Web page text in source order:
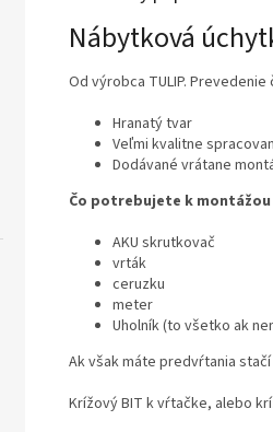
Nábytková
Od výrobca TULIP.
Hranatý tvar
Veľmi kvalitne
Dodávané vrátane
Čo potrebujete k
AKU skrutkovač
vrták
ceruzku
meter
Uholník (to všetko ak
Ak však máte predvŕtania stačí
Krížový BIT k vŕtačke, alebo